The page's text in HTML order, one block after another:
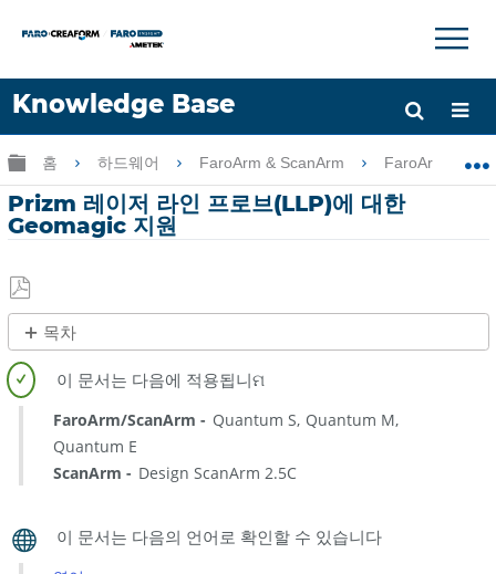
Knowledge Base
언어
도움 받기 로그인
×
글로벌 계층 확장/축소
홈 하드웨어 FaroArm & ScanArm FaroArm &
Prizm 레이저 라인 프로브(LLP)에 대한
Geomagic 지원
PDF
로
저
장
목차
제
목
없
FaroArm/ScanArm Quantum S Quantum M
Quantum E
ScanArm
Design ScanArm 2.5C